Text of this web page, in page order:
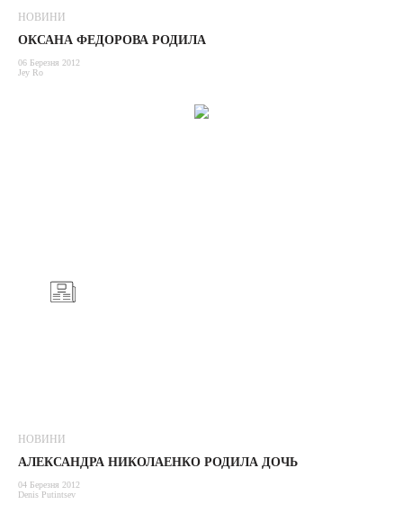
НОВИНИ
ОКСАНА ФЕДОРОВА РОДИЛА
06 Березня 2012
Jey Ro
НОВИНИ
АЛЕКСАНДРА НИКОЛАЕНКО РОДИЛА ДОЧЬ
04 Березня 2012
Denis Putintsev